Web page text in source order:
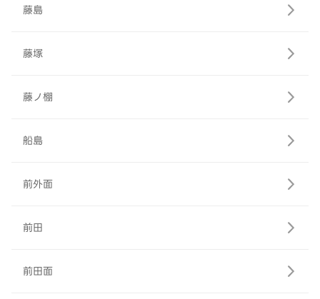
藤島
藤塚
藤ノ棚
船島
前外面
前田
前田面